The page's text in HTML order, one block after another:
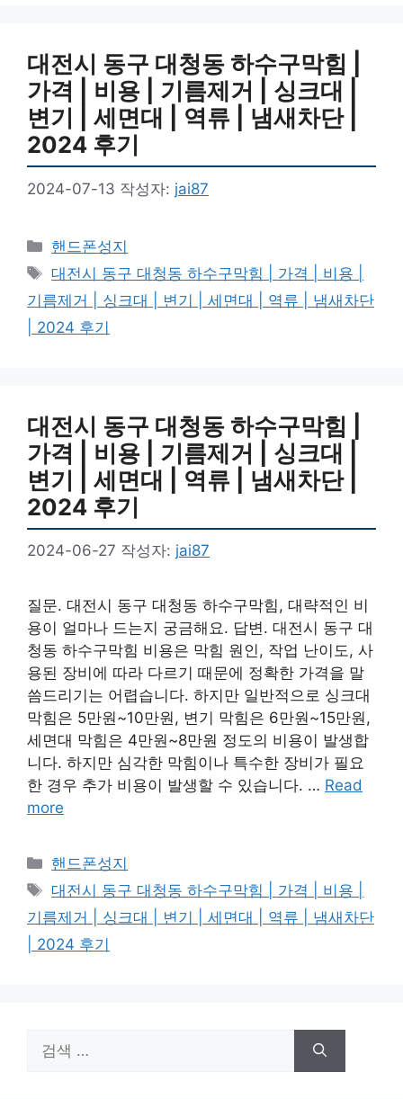
대전시 동구 대청동 하수구막힘 |
가격 | 비용 | 기름제거 | 싱크대 |
변기 | 세면대 | 역류 | 냄새차단 |
2024 후기
2024-07-13 작성자: jai87
카
테
고
리
핸드폰성지
태
그
대전시 동구 대청동 하수구막힘 | 가격 | 비용 |
기름제거 | 싱크대 | 변기 | 세면대 | 역류 | 냄새차단
| 2024 후기
대전시 동구 대청동 하수구막힘 |
가격 | 비용 | 기름제거 | 싱크대 |
변기 | 세면대 | 역류 | 냄새차단 |
2024 후기
2024-06-27 작성자: jai87
질문. 대전시 동구 대청동 하수구막힘, 대략적인 비
용이 얼마나 드는지 궁금해요. 답변. 대전시 동구 대
청동 하수구막힘 비용은 막힘 원인, 작업 난이도, 사
용된 장비에 따라 다르기 때문에 정확한 가격을 말
씀드리기는 어렵습니다. 하지만 일반적으로 싱크대
막힘은 5만원~10만원, 변기 막힘은 6만원~15만원,
세면대 막힘은 4만원~8만원 정도의 비용이 발생합
니다. 하지만 심각한 막힘이나 특수한 장비가 필요
한 경우 추가 비용이 발생할 수 있습니다. … Read
more
카
테
리
핸드폰성지
태
그
대전시 동구 대청동 하수구막힘 | 가격 | 비용 |
기름제거 | 싱크대 | 변기 | 세면대 | 역류 | 냄새차단
| 2024 후기
색: